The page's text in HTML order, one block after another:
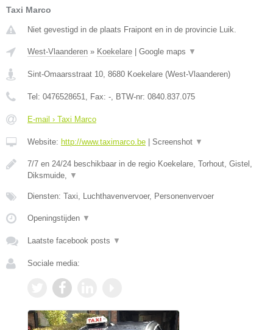
Taxi Marco
Niet gevestigd in de plaats Fraipont en in de provincie Luik.
West-Vlaanderen » Koekelare | Google maps ▼
Sint-Omaarsstraat 10 8680 Koekelare (West-Vlaanderen)
Tel: 0476528651 , Fax: - , BTW-nr: 0840.837.075
E-mail › Taxi Marco
Website: http://www.taximarco.be | Screenshot ▼
7/7 en 24/24 beschikbaar in de regio Koekelare, Torhout, Gistel,
Diksmuide,
▼
Diensten: Taxi, Luchthavenvervoer, Personenvervoer
Openingstijden ▼
Laatste facebook posts ▼
Sociale media: